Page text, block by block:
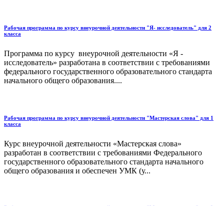
Рабочая программа по курсу внеурочной деятельности "Я- исследователь" для 2
класса
Программа по курсу внеурочной деятельности «Я -
исследователь» разработана в соответствии с требованиями
федерального государственного образовательного стандарта
начального общего образования....
Рабочая программа по курсу внеурочной деятельности "Мастерская слова" для 1
класса
Курс внеурочной деятельности «Мастерская слова»
разработан в соответствии с требованиями Федерального
государственного образовательного стандарта начального
общего образования и обеспечен УМК (у...